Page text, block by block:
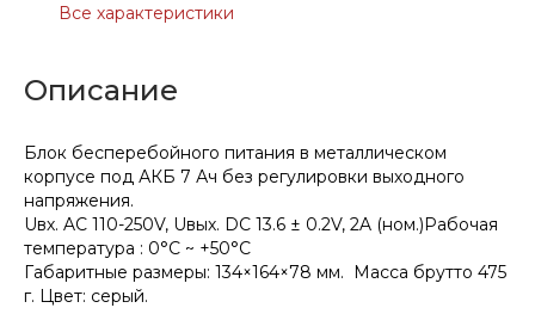
Все характеристики
Описание
Блок бесперебойного питания в металлическом
корпусе под АКБ 7 Ач без регулировки выходного
напряжения.
Uвх. AC 110-250V, Uвых. DC 13.6 ± 0.2V, 2A (ном.)Рабочая
температура : 0°C ~ +50°C
Габаритные размеры: 134×164×78 мм. Масса брутто 475
г. Цвет: серый.